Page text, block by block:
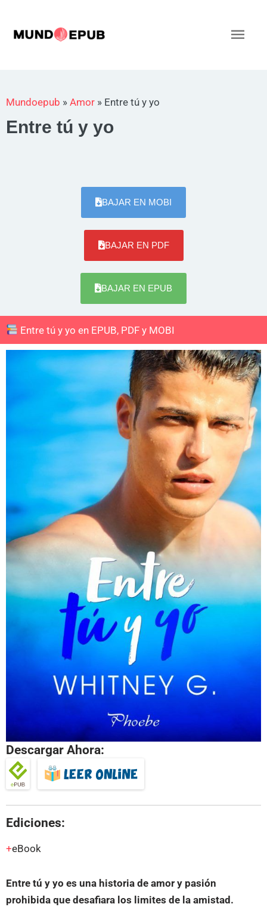
contenido
Mundoepub » Amor » Entre tú y yo
Entre tú y yo
BAJAR EN MOBI
BAJAR EN PDF
BAJAR EN EPUB
Entre tú y yo en EPUB, PDF y MOBI
Descargar Ahora:
Ediciones:
eBook
Entre tú y yo es una historia de amor y pasión
prohibida que desafiara los limites de la amistad.